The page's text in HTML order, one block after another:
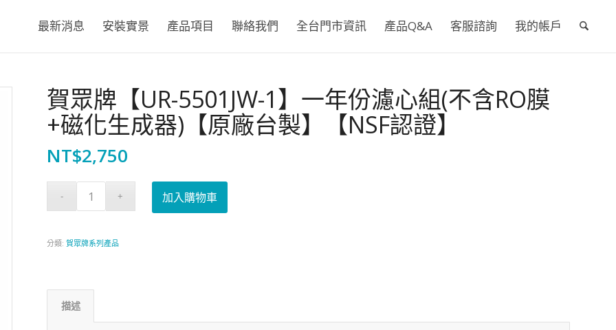
最新消息 安裝實景 產品項目 聯絡我們 全台門市資訊 產品Q&A 客服諮詢 我的帳戶
賀眾牌【UR-5501JW-1】一年份濾心組(不含RO膜
+磁化生成器)【原廠台製】【NSF認證】
NT$2,750
加入購物車
分類:賀眾牌系列產品
描述